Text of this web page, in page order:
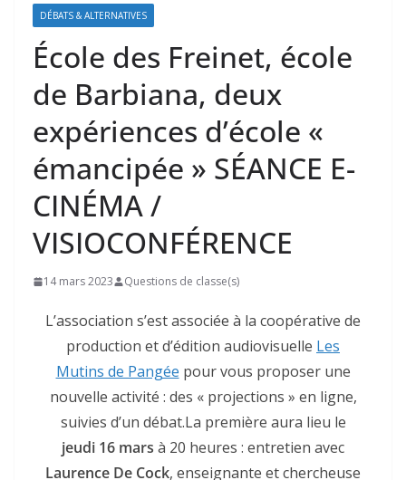
DÉBATS & ALTERNATIVES
École des Freinet, école
de Barbiana, deux
expériences d’école «
émancipée » SÉANCE E-
CINÉMA /
VISIOCONFÉRENCE
14 mars 2023 Questions de classe(s)
L’association s’est associée à la coopérative de
production et d’édition audiovisuelle Les
Mutins de Pangée pour vous proposer une
nouvelle activité : des « projections » en ligne,
suivies d’un débat.La première aura lieu le
jeudi 16 mars à 20 heures : entretien avec
Laurence De Cock, enseignante et chercheuse